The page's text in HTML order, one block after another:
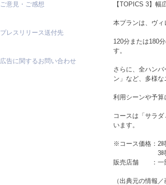
ご意見・ご感想
プレスリリース送付先
広告に関するお問い合わせ
【TOPICS 3】幅
本プランは、ヴ
120分または180
す。
さらに、全ハン
ン」など、多様な
利用シーンや予算
コースは「サラ
います。
※コース価格：2
3時間制
販売店舗 ：一部
（出典元の情報